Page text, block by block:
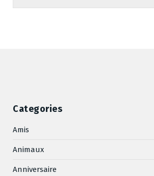
Categories
Amis
Animaux
Anniversaire